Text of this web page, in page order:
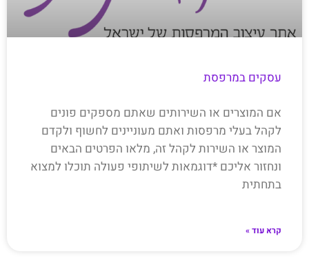
עסקים במרפסת
אם המוצרים או השירותים שאתם מספקים פונים
לקהל בעלי מרפסות ואתם מעוניינים לחשוף ולקדם
המוצר או השירות לקהל זה, מלאו הפרטים הבאים
ונחזור אליכם *דוגמאות לשיתופי פעולה תוכלו למצוא
בתחתית
קרא עוד »